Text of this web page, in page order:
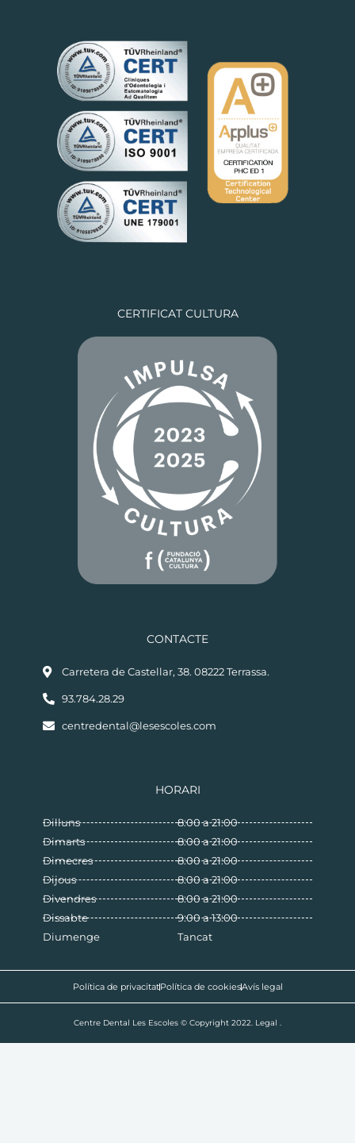
CERTIFICAT CULTURA
CONTACTE
Carretera de Castellar, 38. 08222 Terrassa.
93.784.28.29
centredental@lesescoles.com
HORARI
Dilluns
Dimarts
Dimecres
Dijous
Divendres
Dissabte
Diumenge
8:00 a 21:00
8:00 a 21:00
8:00 a 21:00
8:00 a 21:00
8:00 a 21:00
9:00 a 13:00
Tancat
Política de privacitatPolítica de cookiesAvís legal
Centre Dental Les Escoles © Copyright 2022. Legal .